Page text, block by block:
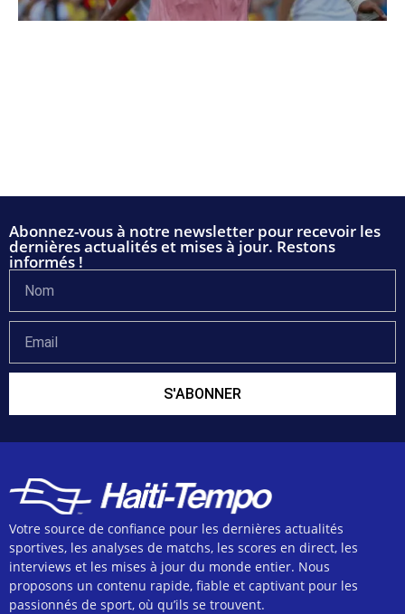
Abonnez-vous à notre newsletter pour recevoir les
dernières actualités et mises à jour. Restons
informés !
S'ABONNER
Votre source de confiance pour les dernières actualités
sportives, les analyses de matchs, les scores en direct, les
interviews et les mises à jour du monde entier. Nous
proposons un contenu rapide, fiable et captivant pour les
passionnés de sport, où qu’ils se trouvent.